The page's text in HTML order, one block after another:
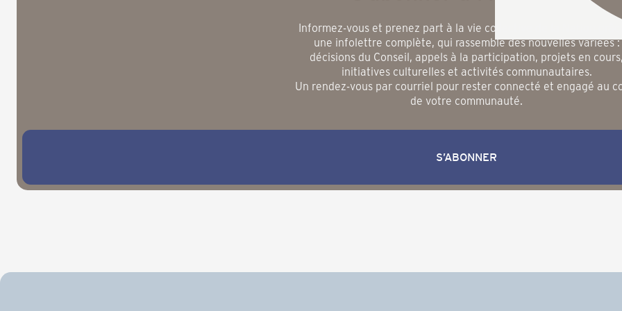
Informez-vous et prenez part à la vie collective de la Nation
une infolettre complète, qui rassemble des nouvelles variées :
décisions du Conseil, appels à la participation, projets en cours,
initiatives culturelles et activités communautaires.
Un rendez-vous par courriel pour rester connecté et engagé au
de votre communauté.
S’ABONNER